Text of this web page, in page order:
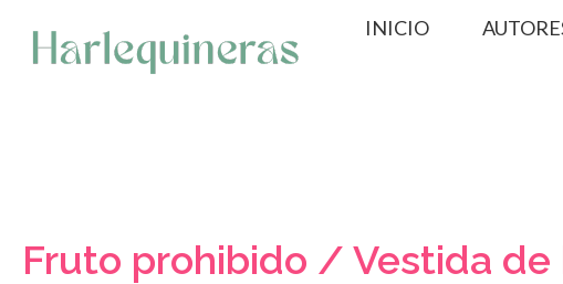
contenido
INICIO
Fruto prohibido / Vestida de